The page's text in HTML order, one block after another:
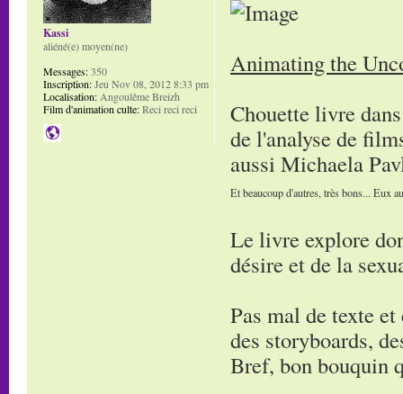
Animating the
Chouette livre
de l'analyse de
aussi Michaela
Et beaucoup d'autres, très bons... Eux
Le livre explore
désire et de la
Pas mal de texte
des storyboards,
Bref, bon bouquin
Kassi
aliéné(e) moyen(ne)
Messages:350
Inscription:Jeu Nov 08, 2012 8:33 pm
Localisation: Angoulême Breizh
Film d'animation culte:Reci reci reci